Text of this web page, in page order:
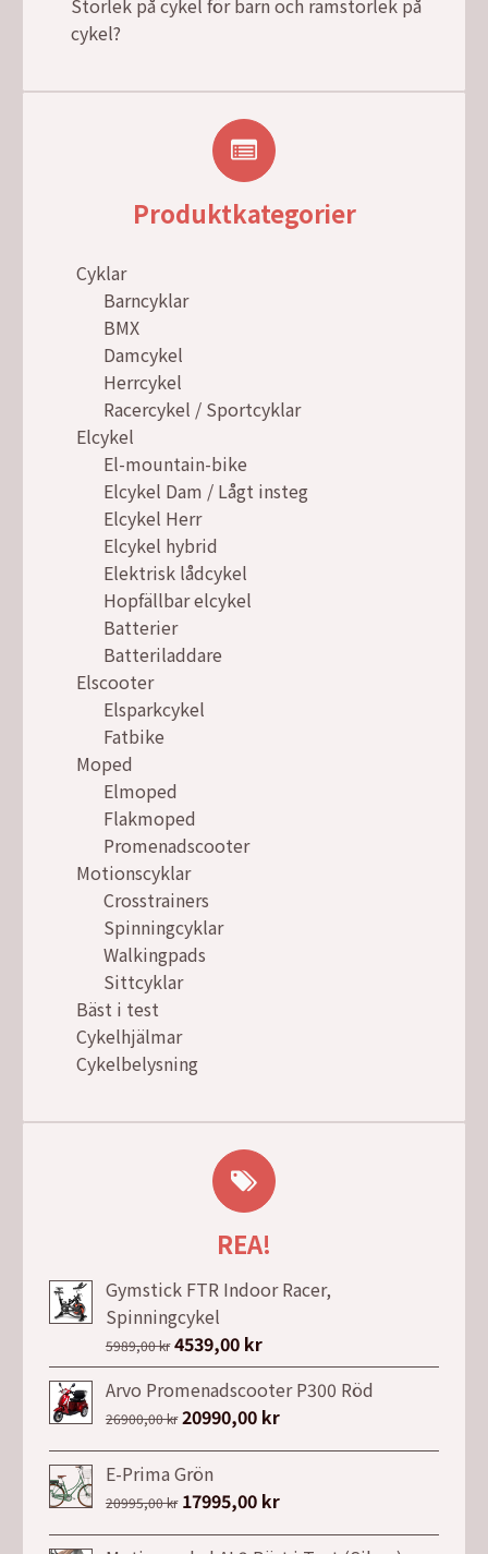
Storlek på cykel för barn och ramstorlek på
cykel?
Produktkategorier
Cyklar
Barncyklar
BMX
Damcykel
Herrcykel
Racercykel / Sportcyklar
Elcykel
El-mountain-bike
Elcykel Dam / Lågt insteg
Elcykel Herr
Elcykel hybrid
Elektrisk lådcykel
Hopfällbar elcykel
Batterier
Batteriladdare
Elscooter
Elsparkcykel
Fatbike
Moped
Elmoped
Flakmoped
Promenadscooter
Motionscyklar
Crosstrainers
Spinningcyklar
Walkingpads
Sittcyklar
Bäst i test
Cykelhjälmar
Cykelbelysning
REA!
Gymstick FTR Indoor Racer,
Spinningcykel
5989,00kr Det
ursprungliga
priset
var:
5989,00 kr.
4539,00 krDet
nuvarande
priset
är:
4539,00 kr.
Arvo Promenadscooter P300 Röd
26900,00kr Det
ursprungliga
priset
var:
20990,00 krDet
nuvarande
är:
E-Prima Grön
20995,00kr Det
ursprungliga
17995,00 krDet
nuvarande